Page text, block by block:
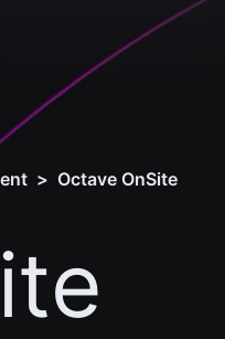
> Octave OnSite